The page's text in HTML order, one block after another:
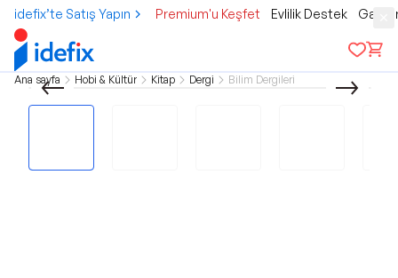
idefix’te Satış Yapın Premium'u Keşfet Evlilik Destek
Ana sayfa Hobi & Kültür Kitap Dergi Bilim Dergileri